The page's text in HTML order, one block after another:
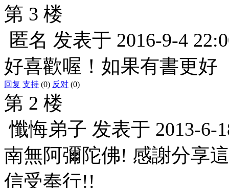
第 3 楼
匿名 发表于 2016-9-4
好喜歡喔！如果有書更好
回复 支持 (0) 反对 (0)
第 2 楼
懺悔弟子 发表于 2013-6-
南無阿彌陀佛! 感謝分享
信受奉行!!